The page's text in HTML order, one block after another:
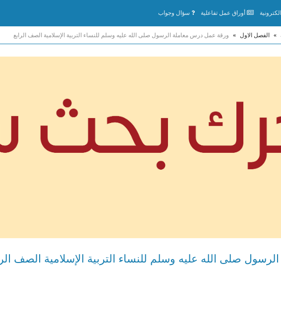
أوراق عمل تفاعلية سؤال وجواب
» الفصل الاول » ورقة عمل درس معاملة الرسول صلى الله عليه وسلم للنساء التربية الإسلامية الصف الرابع
صلى الله عليه وسلم للنساء التربية الإسلامية الصف